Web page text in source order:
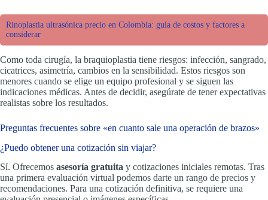
Rinoplastia ultrasónica precio en Colombia: guía de costos y factores a
considerar
Como toda cirugía, la braquioplastia tiene riesgos: infección, sangrado,
cicatrices, asimetría, cambios en la sensibilidad. Estos riesgos son
menores cuando se elige un equipo profesional y se siguen las
indicaciones médicas. Antes de decidir, asegúrate de tener expectativas
realistas sobre los resultados.
Preguntas frecuentes sobre «en cuanto sale una operación de brazos»
¿Puedo obtener una cotización sin viajar?
Sí. Ofrecemos asesoría gratuita y cotizaciones iniciales remotas. Tras
una primera evaluación virtual podemos darte un rango de precios y
recomendaciones. Para una cotización definitiva, se requiere una